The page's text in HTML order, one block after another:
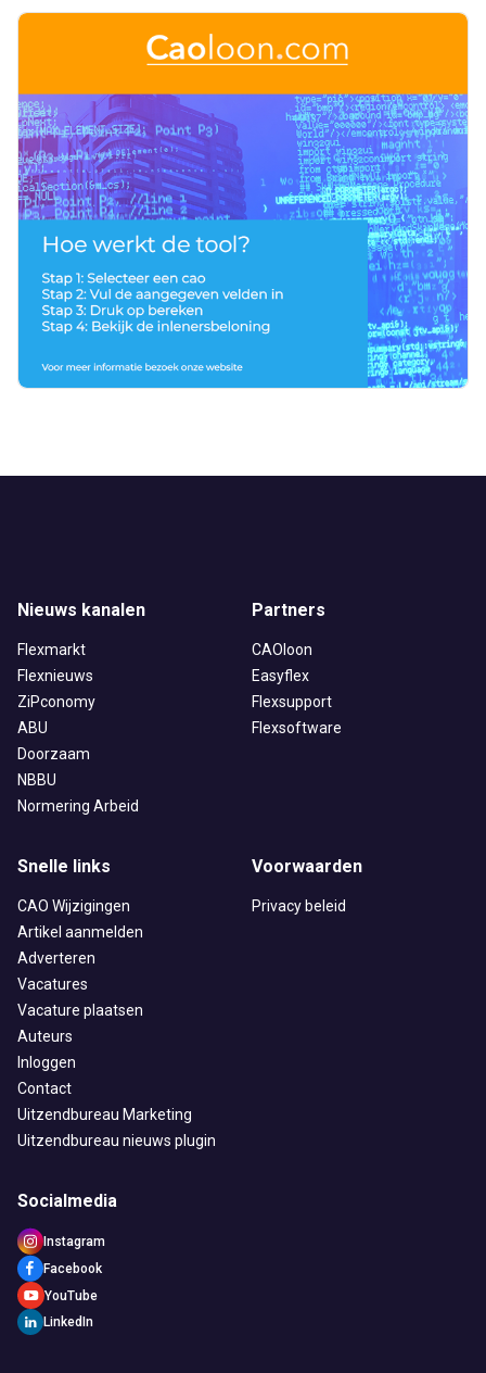
Nieuws kanalen
Flexmarkt
Flexnieuws
ZiPconomy
ABU
Doorzaam
NBBU
Normering Arbeid
Partners
CAOloon
Easyflex
Flexsupport
Flexsoftware
Snelle links
CAO Wijzigingen
Artikel aanmelden
Adverteren
Vacatures
Vacature plaatsen
Auteurs
Inloggen
Contact
Uitzendbureau Marketing
Uitzendbureau nieuws plugin
Voorwaarden
Privacy beleid
Socialmedia
Instagram
Facebook
YouTube
LinkedIn